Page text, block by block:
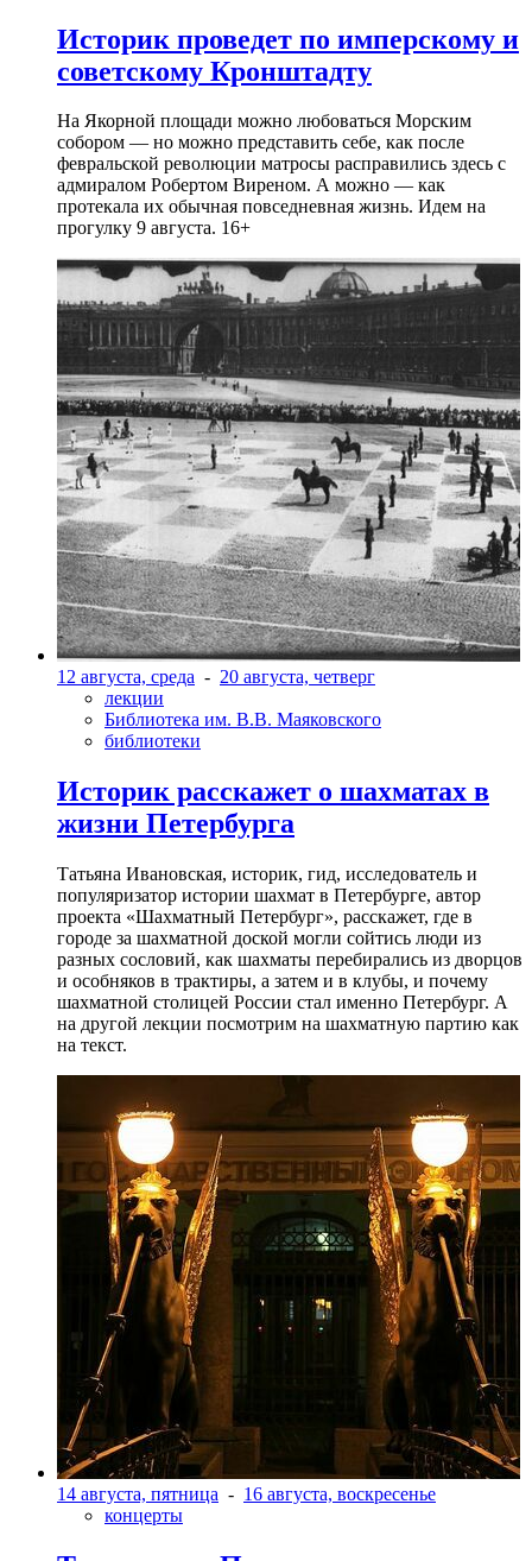
Историк проведет по имперскому и
советскому Кронштадту
На Якорной площади можно любоваться Морским
собором — но можно представить себе, как после
февральской революции матросы расправились здесь с
адмиралом Робертом Виреном. А можно — как
протекала их обычная повседневная жизнь. Идем на
прогулку 9 августа. 16+
12 августа, среда - 20 августа, четверг
лекции
Библиотека им. В.В. Маяковского
библиотеки
Историк расскажет о шахматах в
жизни Петербурга
Татьяна Ивановская, историк, гид, исследователь и
популяризатор истории шахмат в Петербурге, автор
проекта «Шахматный Петербург», расскажет, где в
городе за шахматной доской могли сойтись люди из
разных сословий, как шахматы перебирались из дворцов
и особняков в трактиры, а затем и в клубы, и почему
шахматной столицей России стал именно Петербург. А
на другой лекции посмотрим на шахматную партию как
на текст.
14 августа, пятница - 16 августа, воскресенье
концерты